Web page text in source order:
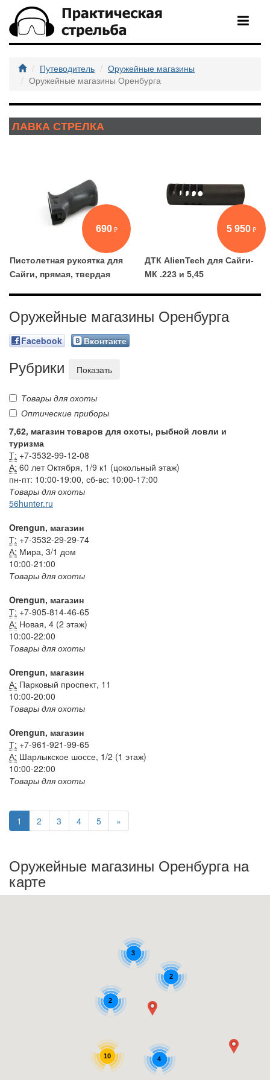
Путеводитель
Оружейные магазины
Оружейные магазины Оренбурга
ЛАВКА СТРЕЛКА
690
Пистолетная рукоятка для
Сайги, прямая, твердая
5 950
ДТК AlienTech для Сайги-
МК .223 и 5,45
Оружейные магазины Оренбурга
Facebook Вконтакте
Рубрики Показать
Товары для охоты
Оптические приборы
7,62, магазин товаров для охоты, рыбной ловли и
туризма
Т: +7-3532-99-12-08
А: 60 лет Октября, 1/9 к1 (цокольный этаж)
пн-пт: 10:00-19:00, сб-вс: 10:00-17:00
Товары для охоты
56hunter.ru
Orengun, магазин
Т: +7-3532-29-29-74
А: Мира, 3/1 дом
10:00-21:00
Товары для охоты
Orengun, магазин
Т: +7-905-814-46-65
А: Новая, 4 (2 этаж)
10:00-22:00
Товары для охоты
Orengun, магазин
А: Парковый проспект, 11
10:00-20:00
Товары для охоты
Orengun, магазин
Т: +7-961-921-99-65
А: Шарлыкское шоссе, 1/2 (1 этаж)
10:00-22:00
Товары для охоты
1 (текущая)
2 3 4 5 »
Оружейные магазины Оренбурга на
карте
4
2
10
3
2